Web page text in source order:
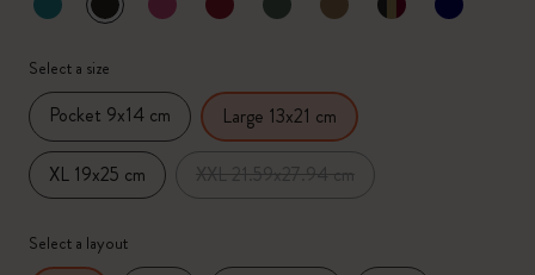
選択済
*選択したカラー
Select a size
Pocket 9x14 cm Large 13x21 cm
XL 19x25 cm
Select a layout